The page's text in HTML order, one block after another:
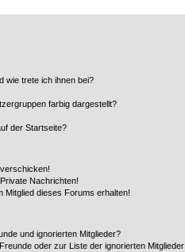
wie trete ich ihnen bei?
farbig dargestellt?
der Startseite?
Nachrichten!
Mitglied dieses Forums erhalten!
und ignorierten Mitglieder?
oder zur Liste der ignorierten Mitglieder